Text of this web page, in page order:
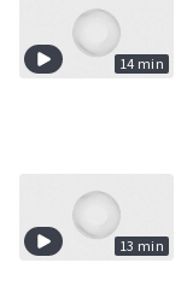
14 min
13 min